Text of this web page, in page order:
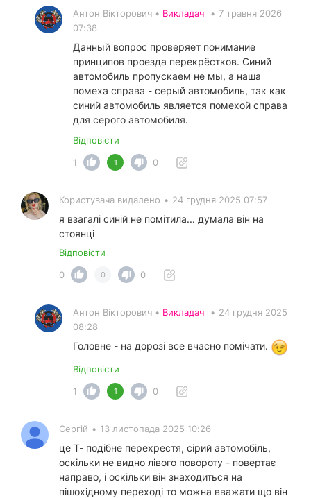
Антон Вікторович • Викладач • 7 травня 2026
07:38
Данный вопрос проверяет понимание
принципов проезда перекрёстков. Синий
автомобиль пропускаем не мы, а наша
помеха справа - серый автомобиль, так как
синий автомобиль является помехой справа
для серого автомобиля.
Відповісти
1
1 0
Користувача видалено • 24 грудня 2025 07:57
я взагалі синій не помітила... думала він на
стоянці
Відповісти
0
0 0
Антон Вікторович • Викладач • 24 грудня 2025
08:28
Головне - на дорозі все вчасно помічати.
Відповісти
1
1 0
Сергій • 13 листопада 2025 10:26
це Т- подібне перехрестя, сірий автомобіль,
оскільки не видно лівого повороту - повертає
направо, і оскільки він знаходиться на
пішохідному переході то можна вважати що він